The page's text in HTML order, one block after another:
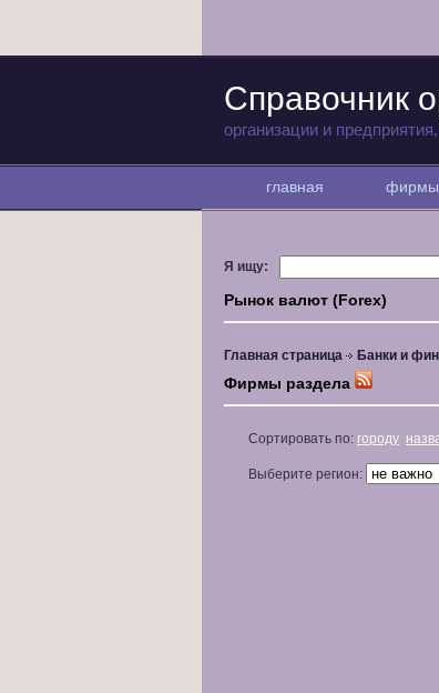
Справочник
организации и
главная фирмы
Я ищу:
Рынок валют (Forex)
Главная страница Банки и
Фирмы раздела
Сортировать по: городу
Выберите регион: